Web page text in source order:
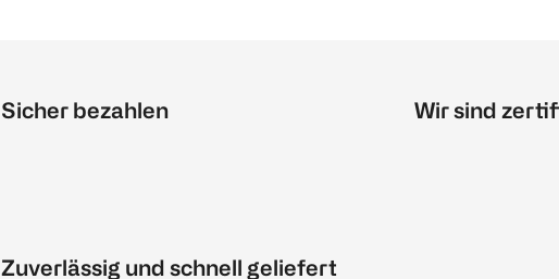
Sicher bezahlen
Zuverlässig und schnell geliefert
Wir sind